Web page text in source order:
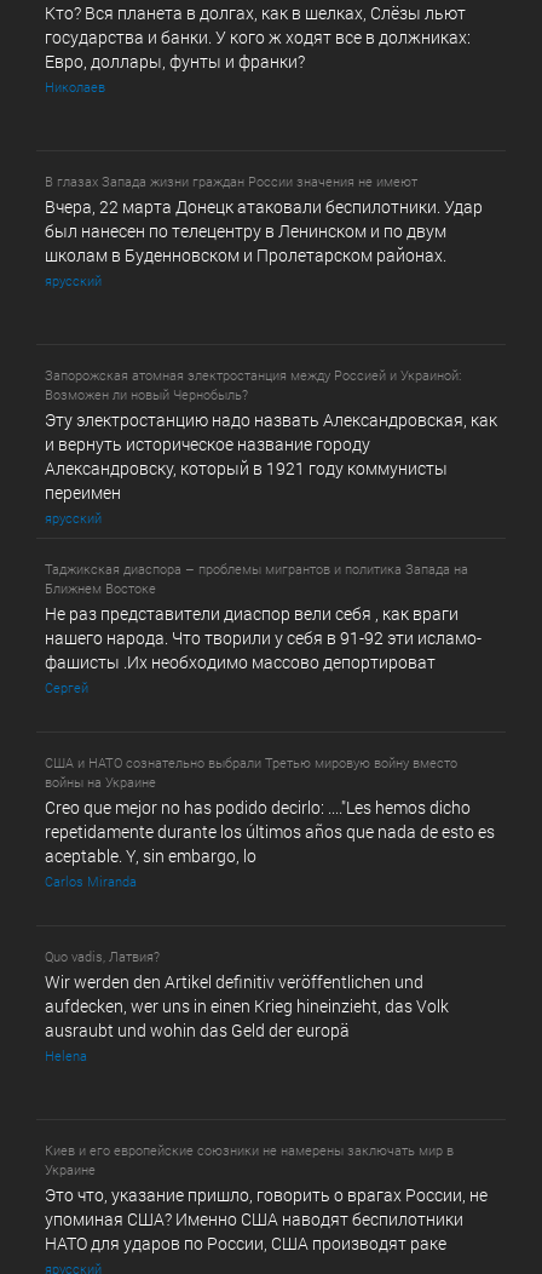
Кто? Вся планета в долгах, как в шелках, Слёзы льют
государства и банки. У кого ж ходят все в должниках:
Евро, доллары, фунты и франки?
Николаев
В глазах Запада жизни граждан России значения не имеют
Вчера, 22 марта Донецк атаковали беспилотники. Удар
был нанесен по телецентру в Ленинском и по двум
школам в Буденновском и Пролетарском районах.
ярусский
Запорожская атомная электростанция между Россией и Украиной:
Возможен ли новый Чернобыль?
Эту электростанцию надо назвать Александровская, как
и вернуть историческое название городу
Александровску, который в 1921 году коммунисты
переимен
ярусский
Таджикская диаспора – проблемы мигрантов и политика Запада на
Ближнем Востоке
Не раз представители диаспор вели себя , как враги
нашего народа. Что творили у себя в 91-92 эти исламо-
фашисты .Их необходимо массово депортироват
Сергей
США и НАТО сознательно выбрали Третью мировую войну вместо
войны на Украине
Creo que mejor no has podido decirlo: ...."Les hemos dicho
repetidamente durante los últimos años que nada de esto es
aceptable. Y, sin embargo, lo
Carlos Miranda
Quo vadis, Латвия?
Wir werden den Artikel definitiv veröffentlichen und
aufdecken, wer uns in einen Krieg hineinzieht, das Volk
ausraubt und wohin das Geld der europä
Helena
Киев и его европейские союзники не намерены заключать мир в
Украине
Это что, указание пришло, говорить о врагах России, не
упоминая США? Именно США наводят беспилотники
НАТО для ударов по России, США производят раке
ярусский